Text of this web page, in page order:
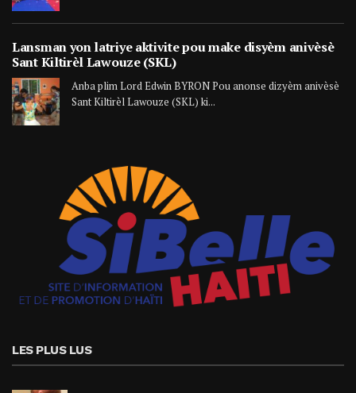
Lansman yon latriye aktivite pou make disyèm anivèsè
Sant Kiltirèl Lawouze (SKL)
Anba plim Lord Edwin BYRON Pou anonse dizyèm anivèsè
Sant Kiltirèl Lawouze (SKL) ki...
LES PLUS LUS